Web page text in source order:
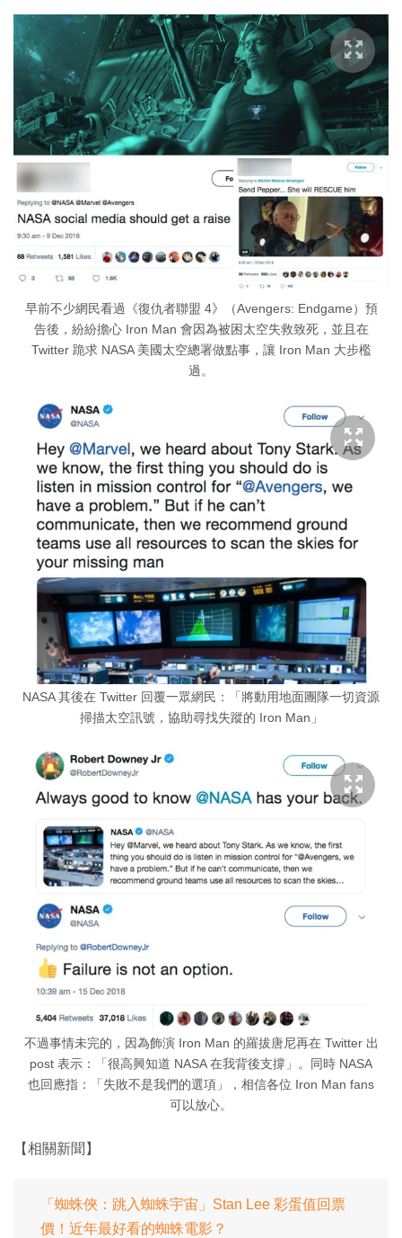
早前不少網民看過《復仇者聯盟 4》（Avengers: Endgame）預
告後，紛紛擔心 Iron Man 會因為被困太空失救致死，並且在
Twitter 跪求 NASA 美國太空總署做點事，讓 Iron Man 大步檻
過。
NASA 其後在 Twitter 回覆一眾網民：「將動用地面團隊一切資源
掃描太空訊號，協助尋找失蹤的 Iron Man」
不過事情未完的，因為飾演 Iron Man 的羅拔唐尼再在 Twitter 出
post 表示：「很高興知道 NASA 在我背後支撐」。同時 NASA
也回應指：「失敗不是我們的選項」，相信各位 Iron Man fans
可以放心。
【相關新聞】
「蜘蛛俠：跳入蜘蛛宇宙」Stan Lee 彩蛋值回票
價！近年最好看的蜘蛛電影？